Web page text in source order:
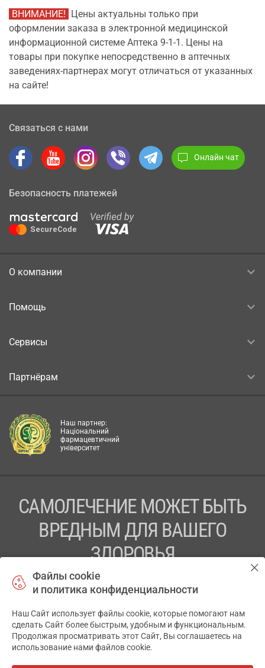
ВНИМАНИЕ! Цены актуальны только при
оформлении заказа в электронной медицинской
информационной системе Аптека 9-1-1. Цены на
товары при покупке непосредственно в аптечных
заведениях-партнерах могут отличаться от указанных
на сайте!
Связаться с нами
Онлайн чат
Безопасность платежей
О компании
Помощь
Сервисы
Партнёрам
Наш партнер:
Національний
фармацевтичний
університет
САМОЛЕЧЕНИЕ МОЖЕТ БЫТЬ
ВРЕДНЫМ ДЛЯ ВАШЕГО
ЗДОРОВЬЯ
ПЕРЕД ПРИМЕНЕНИЕМ ПРЕПАРАТА
ПРОКОНСУЛЬТИРУЙТЕСЬ С ВРАЧОМ
ТОВ «АПТЕКА 911.ЮА» Код ЄДРПОУ 43631965.
Отказ от ответственности
Файлы cookie
и политика конфиденциальности
Наш Сайт использует файлы cookie, которые помогают нам
сделать Сайт более быстрым, удобным и функциональным.
Продолжая просматривать этот Сайт, Вы соглашаетесь на
использование нами файлов cookie.
✕